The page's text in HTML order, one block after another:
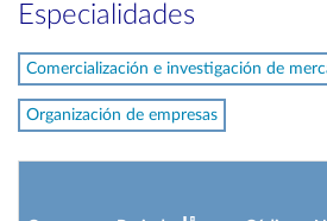
Especialidades
Comercialización e investigación de
Organización de empresas